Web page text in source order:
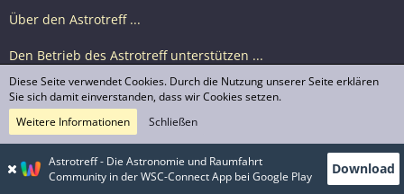
Über den Astrotreff ...
Den Betrieb des Astrotreff unterstützen ...
Nutzungsbedingungen
© Astrotreff 2001-2026, lizenziert unter CC BY-SA,
sofern für einzelne Inhalte nicht anders angegeben
Astrotreff - Die Astronomie und Raumfahrt
Community in der WSC-Connect App bei Google Play
Download
Diese Seite verwendet Cookies. Durch die Nutzung unserer Seite erklären
Sie sich damit einverstanden, dass wir Cookies setzen.
Weitere Informationen
Schließen